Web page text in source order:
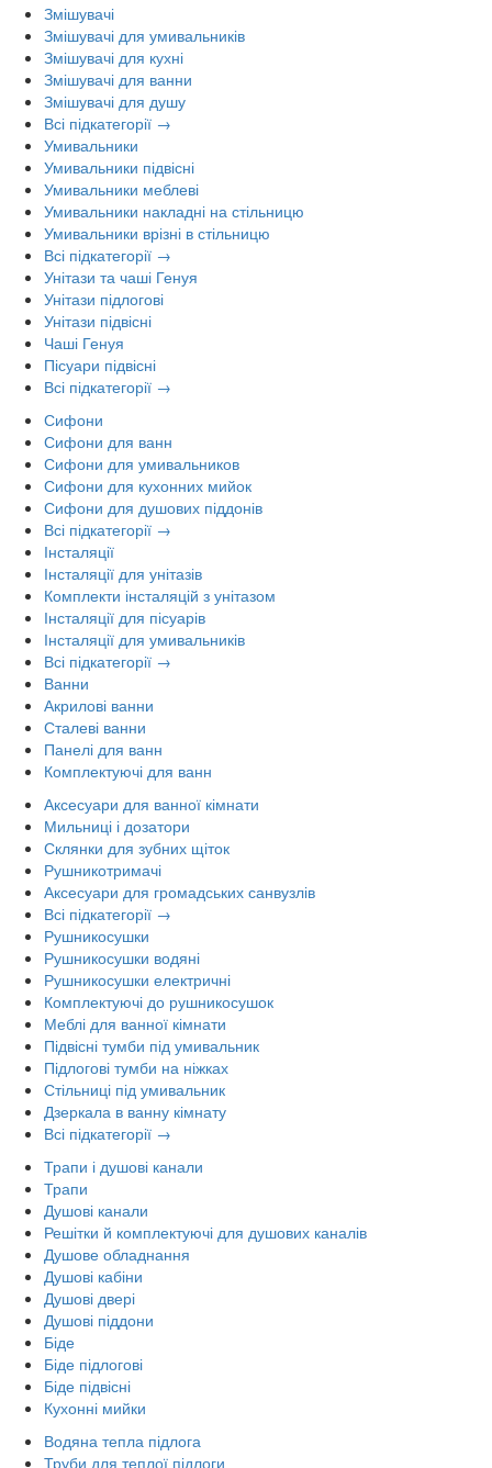
Змішувачі
Змішувачі для умивальників
Змішувачі для кухні
Змішувачі для ванни
Змішувачі для душу
Всі підкатегорії →
Умивальники
Умивальники підвісні
Умивальники меблеві
Умивальники накладні на стільницю
Умивальники врізні в стільницю
Всі підкатегорії →
Унітази та чаші Генуя
Унітази підлогові
Унітази підвісні
Чаші Генуя
Пісуари підвісні
Всі підкатегорії →
Сифони
Сифони для ванн
Сифони для умивальников
Сифони для кухонних мийок
Сифони для душових піддонів
Всі підкатегорії →
Інсталяції
Інсталяції для унітазів
Комплекти інсталяцій з унітазом
Інсталяції для пісуарів
Інсталяції для умивальників
Всі підкатегорії →
Ванни
Акрилові ванни
Сталеві ванни
Панелі для ванн
Комплектуючі для ванн
Аксесуари для ванної кімнати
Мильниці і дозатори
Склянки для зубних щіток
Рушникотримачі
Аксесуари для громадських санвузлів
Всі підкатегорії →
Рушникосушки
Рушникосушки водяні
Рушникосушки електричні
Комплектуючі до рушникосушок
Меблі для ванної кімнати
Підвісні тумби під умивальник
Підлогові тумби на ніжках
Стільниці під умивальник
Дзеркала в ванну кімнату
Всі підкатегорії →
Трапи і душові канали
Трапи
Душові канали
Решітки й комплектуючі для душових каналів
Душове обладнання
Душові кабіни
Душові двері
Душові піддони
Біде
Біде підлогові
Біде підвісні
Кухонні мийки
Водяна тепла підлога
Труби для теплої підлоги